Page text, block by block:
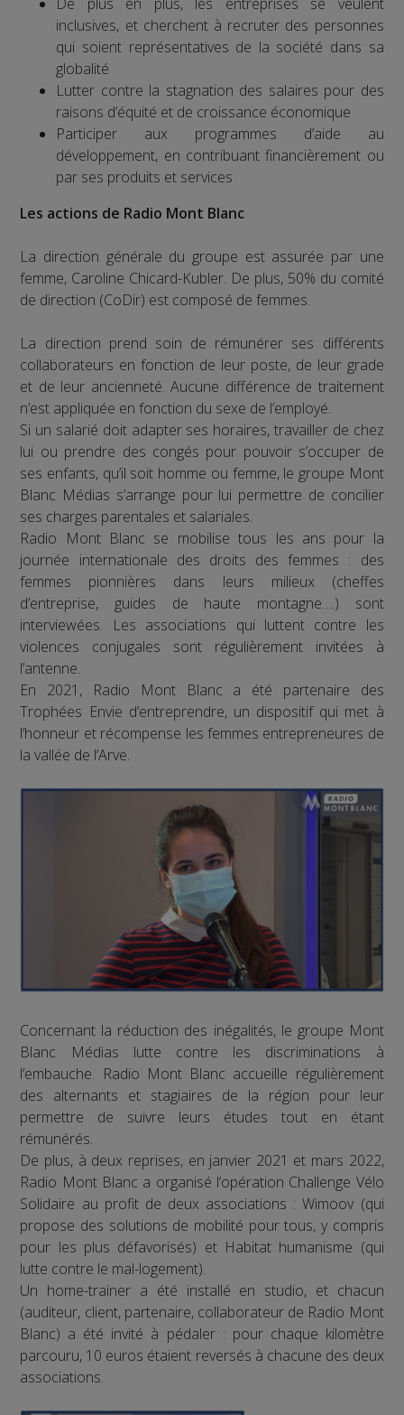
inclusives, et cherchent à recruter des personnes
qui soient représentatives de la société dans sa
globalité
Lutter contre la stagnation des salaires pour des
raisons d’équité et de croissance économique
Participer aux programmes d’aide au
développement, en contribuant financièrement ou
par ses produits et services
Les actions de Radio Mont Blanc
La direction générale du groupe est assurée par une
femme, Caroline Chicard-Kubler. De plus, 50% du comité
de direction (CoDir) est composé de femmes.
La direction prend soin de rémunérer ses différents
collaborateurs en fonction de leur poste, de leur grade
et de leur ancienneté. Aucune différence de traitement
n’est appliquée en fonction du sexe de l’employé.
Si un salarié doit adapter ses horaires, travailler de chez
lui ou prendre des congés pour pouvoir s’occuper de
ses enfants, qu’il soit homme ou femme, le groupe Mont
Blanc Médias s’arrange pour lui permettre de concilier
ses charges parentales et salariales.
Radio Mont Blanc se mobilise tous les ans pour la
journée internationale des droits des femmes : des
femmes pionnières dans leurs milieux (cheffes
d’entreprise, guides de haute montagne….) sont
interviewées. Les associations qui luttent contre les
violences conjugales sont régulièrement invitées à
l’antenne.
En 2021, Radio Mont Blanc a été partenaire des
Trophées Envie d’entreprendre, un dispositif qui met à
l’honneur et récompense les femmes entrepreneures de
la vallée de l’Arve.
Concernant la réduction des inégalités, le groupe Mont
Blanc Médias lutte contre les discriminations à
l’embauche. Radio Mont Blanc accueille régulièrement
des alternants et stagiaires de la région pour leur
permettre de suivre leurs études tout en étant
rémunérés.
De plus, à deux reprises, en janvier 2021 et mars 2022,
Radio Mont Blanc a organisé l’opération Challenge Vélo
Solidaire au profit de deux associations : Wimoov (qui
propose des solutions de mobilité pour tous, y compris
pour les plus défavorisés) et Habitat humanisme (qui
lutte contre le mal-logement).
Un home-trainer a été installé en studio, et chacun
(auditeur, client, partenaire, collaborateur de Radio Mont
Blanc) a été invité à pédaler : pour chaque kilomètre
parcouru, 10 euros étaient reversés à chacune des deux
associations.